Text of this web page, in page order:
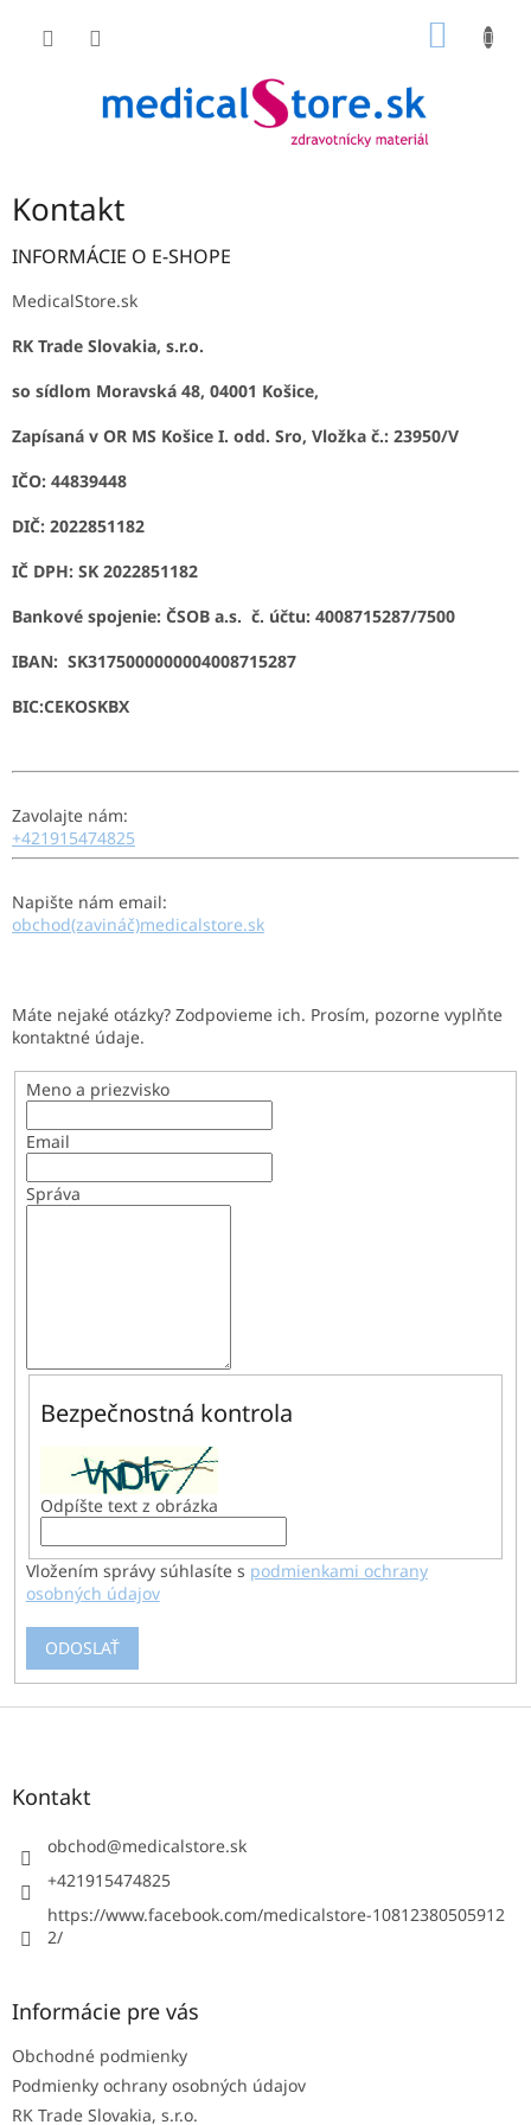
Kontakt
INFORMÁCIE O E-SHOPE
MedicalStore.sk
RK Trade Slovakia, s.r.o.
so sídlom Moravská 48, 04001 Košice,
Zapísaná v OR MS Košice I. odd. Sro, Vložka č.: 23950/V
IČO: 44839448
DIČ: 2022851182
IČ DPH: SK 2022851182
Bankové spojenie: ČSOB a.s. č. účtu: 4008715287/7500
IBAN: SK3175000000004008715287
BIC:CEKOSKBX
Zavolajte nám:
+421915474825
Napište nám email:
obchod(zavináč)medicalstore.sk
Máte nejaké otázky? Zodpovieme ich. Prosím, pozorne vyplňte
kontaktné údaje.
Meno a priezvisko
Email
Správa
Bezpečnostná kontrola
Odpíšte text z obrázka
Vložením správy súhlasíte s podmienkami ochrany
osobných údajov
ODOSLAŤ
Z
Kontakt
obchod@medicalstore.sk
+421915474825
https://www.facebook.com/medicalstore-10812380505912
2/
Informácie pre vás
Obchodné podmienky
Podmienky ochrany osobných údajov
RK Trade Slovakia, s.r.o.